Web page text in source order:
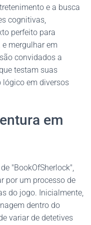
e a busca
cognitivas,
perfeito para
mergulhar em
convidados a
testam suas
lógico em diversos
em
"BookOfSherlock",
por um processo de
do jogo. Inicialmente,
dentro do
variar de detetives